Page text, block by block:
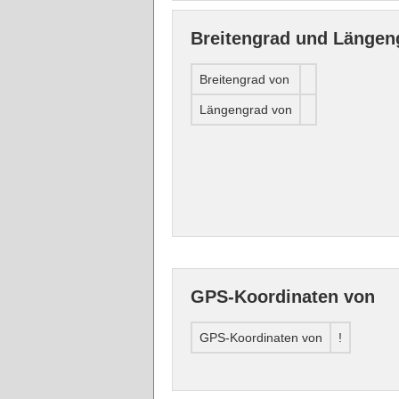
Breitengrad und
Breitengrad von
Längengrad von
GPS-Koordinaten von
GPS-Koordinaten von !